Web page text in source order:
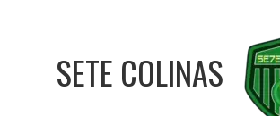
SETE COLINAS